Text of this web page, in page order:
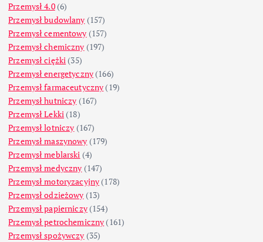
Przemysł 4.0(6)
Przemysł budowlany (157)
Przemysł cementowy (157)
Przemysł chemiczny (197)
Przemysł ciężki (35)
Przemysł energetyczny (166)
Przemysł farmaceutyczny (19)
Przemysł hutniczy (167)
Przemysł Lekki (18)
Przemysł lotniczy (167)
Przemysł maszynowy (179)
Przemysł meblarski (4)
Przemysł medyczny (147)
Przemysł motoryzacyjny (178)
Przemysł odzieżowy (13)
Przemysł papierniczy(154)
Przemysł petrochemiczny (161)
Przemysł spożywczy (35)